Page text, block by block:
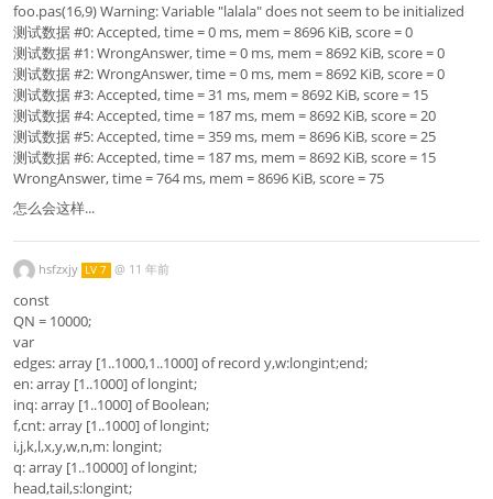
foo.pas(16,9) Warning: Variable "lalala" does not seem to be initialized
测试数据 #0: Accepted, time = 0 ms, mem = 8696 KiB, score = 0
测试数据 #1: WrongAnswer, time = 0 ms, mem = 8692 KiB, score = 0
测试数据 #2: WrongAnswer, time = 0 ms, mem = 8692 KiB, score = 0
测试数据 #3: Accepted, time = 31 ms, mem = 8692 KiB, score = 15
测试数据 #4: Accepted, time = 187 ms, mem = 8692 KiB, score = 20
测试数据 #5: Accepted, time = 359 ms, mem = 8696 KiB, score = 25
测试数据 #6: Accepted, time = 187 ms, mem = 8692 KiB, score = 15
WrongAnswer, time = 764 ms, mem = 8696 KiB, score = 75
怎么会这样...
hsfzxjy LV 7 @ 11 年前
const
QN = 10000;
var
edges: array [1..1000,1..1000] of record y,w:longint;end;
en: array [1..1000] of longint;
inq: array [1..1000] of Boolean;
f,cnt: array [1..1000] of longint;
i,j,k,l,x,y,w,n,m: longint;
q: array [1..10000] of longint;
head,tail,s:longint;